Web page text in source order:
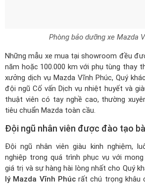
Phòng bảo dưỡng xe Mazda
Những mẫu xe mua tại showroom đều
năm hoặc 100.000 km với phụ tùng thay
xưởng dịch vụ Mazda Vĩnh Phúc, Quý
đội ngũ Cố vấn Dịch vụ nhiệt huyết và
thuật viên có tay nghề cao, thường
tiêu chuẩn Mazda toàn cầu.
Đội ngũ nhân viên được đào tạo
Đội ngũ nhân viên giàu kinh nghiệm,
nghiệp trong quá trình phục vụ với
giá trị và sự hàng hài lòng nhất cho Quý
lý Mazda Vĩnh Phúcrất chú trọng khâu